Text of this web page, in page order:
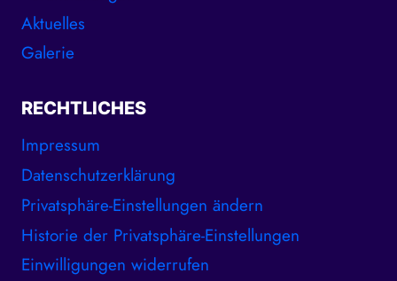
Aktuelles
Galerie
RECHTLICHES
Impressum
Datenschutzerklärung
Privatsphäre-Einstellungen ändern
Historie der Privatsphäre-Einstellungen
Einwilligungen widerrufen